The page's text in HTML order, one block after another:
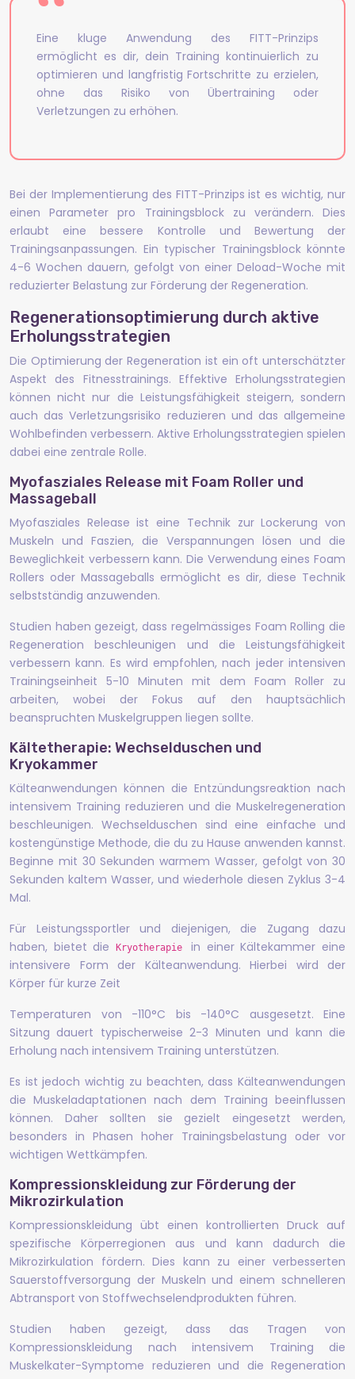
Eine kluge Anwendung des FITT-Prinzips
ermöglicht es dir, dein Training kontinuierlich zu
optimieren und langfristig Fortschritte zu erzielen,
ohne das Risiko von Übertraining oder
Verletzungen zu erhöhen.
Bei der Implementierung des FITT-Prinzips ist es wichtig, nur
einen Parameter pro Trainingsblock zu verändern. Dies
erlaubt eine bessere Kontrolle und Bewertung der
Trainingsanpassungen. Ein typischer Trainingsblock könnte
4-6 Wochen dauern, gefolgt von einer Deload-Woche mit
reduzierter Belastung zur Förderung der Regeneration.
Regenerationsoptimierung durch aktive
Erholungsstrategien
Die Optimierung der Regeneration ist ein oft unterschätzter
Aspekt des Fitnesstrainings. Effektive Erholungsstrategien
können nicht nur die Leistungsfähigkeit steigern, sondern
auch das Verletzungsrisiko reduzieren und das allgemeine
Wohlbefinden verbessern. Aktive Erholungsstrategien spielen
dabei eine zentrale Rolle.
Myofasziales Release mit Foam Roller und
Massageball
Myofasziales Release ist eine Technik zur Lockerung von
Muskeln und Faszien, die Verspannungen lösen und die
Beweglichkeit verbessern kann. Die Verwendung eines Foam
Rollers oder Massageballs ermöglicht es dir, diese Technik
selbstständig anzuwenden.
Studien haben gezeigt, dass regelmässiges Foam Rolling die
Regeneration beschleunigen und die Leistungsfähigkeit
verbessern kann. Es wird empfohlen, nach jeder intensiven
Trainingseinheit 5-10 Minuten mit dem Foam Roller zu
arbeiten, wobei der Fokus auf den hauptsächlich
beanspruchten Muskelgruppen liegen sollte.
Kältetherapie: Wechselduschen und
Kryokammer
Kälteanwendungen können die Entzündungsreaktion nach
intensivem Training reduzieren und die Muskelregeneration
beschleunigen. Wechselduschen sind eine einfache und
kostengünstige Methode, die du zu Hause anwenden kannst.
Beginne mit 30 Sekunden warmem Wasser, gefolgt von 30
Sekunden kaltem Wasser, und wiederhole diesen Zyklus 3-4
Mal.
Für Leistungssportler und diejenigen, die Zugang dazu
haben, bietet dieKryotherapie in einer Kältekammer eine
intensivere Form der Kälteanwendung. Hierbei wird der
Körper für kurze Zeit
Temperaturen von -110°C bis -140°C ausgesetzt. Eine
Sitzung dauert typischerweise 2-3 Minuten und kann die
Erholung nach intensivem Training unterstützen.
Es ist jedoch wichtig zu beachten, dass Kälteanwendungen
die Muskeladaptationen nach dem Training beeinflussen
können. Daher sollten sie gezielt eingesetzt werden,
besonders in Phasen hoher Trainingsbelastung oder vor
wichtigen Wettkämpfen.
Kompressionskleidung zur Förderung der
Mikrozirkulation
Kompressionskleidung übt einen kontrollierten Druck auf
spezifische Körperregionen aus und kann dadurch die
Mikrozirkulation fördern. Dies kann zu einer verbesserten
Sauerstoffversorgung der Muskeln und einem schnelleren
Abtransport von Stoffwechselendprodukten führen.
Studien haben gezeigt, dass das Tragen von
Kompressionskleidung nach intensivem Training die
Muskelkater-Symptome reduzieren und die Regeneration